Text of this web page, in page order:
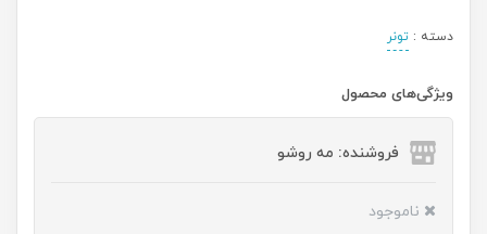
دسته : تونر
ویژگی‌های محصول
فروشنده: مه رو‌شو
ناموجود